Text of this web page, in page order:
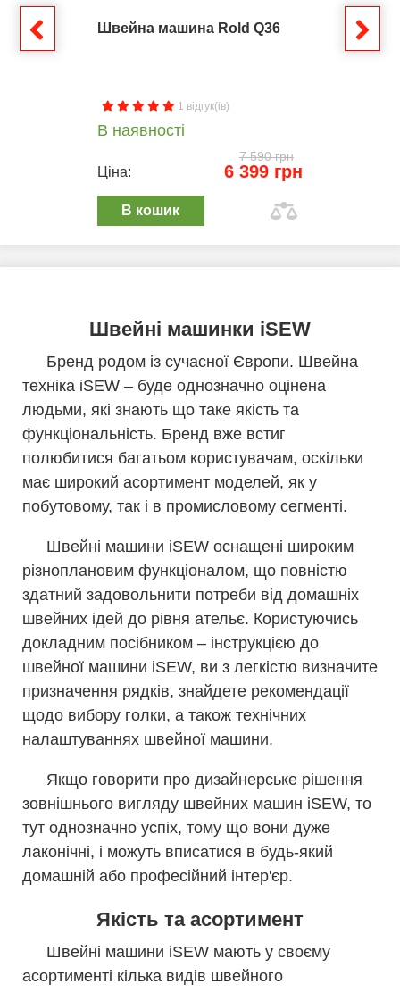
Швейна машина Rold Q36
1 відгук(ів)
В наявності
7 590 грн
Ціна: 6 399 грн
В кошик
Швейні машинки iSEW
Бренд родом із сучасної Європи. Швейна
техніка iSEW – буде однозначно оцінена
людьми, які знають що таке якість та
функціональність. Бренд вже встиг
полюбитися багатьом користувачам, оскільки
має широкий асортимент моделей, як у
побутовому, так і в промисловому сегменті.
Швейні машини iSEW оснащені широким
різноплановим функціоналом, що повністю
здатний задовольнити потреби від домашніх
швейних ідей до рівня ательє. Користуючись
докладним посібником – інструкцією до
швейної машини iSEW, ви з легкістю визначите
призначення рядків, знайдете рекомендації
щодо вибору голки, а також технічних
налаштуваннях швейної машини.
Якщо говорити про дизайнерське рішення
зовнішнього вигляду швейних машин iSEW, то
тут однозначно успіх, тому що вони дуже
лаконічні, і можуть вписатися в будь-який
домашній або професійний інтер'єр.
Якість та асортимент
Швейні машини iSEW мають у своєму
асортименті кілька видів швейного